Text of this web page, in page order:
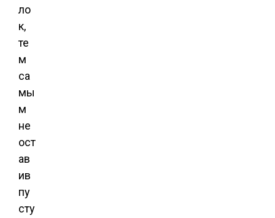
ло
к,
те
м
са
мы
м
не
ост
ав
ив
пу
сту